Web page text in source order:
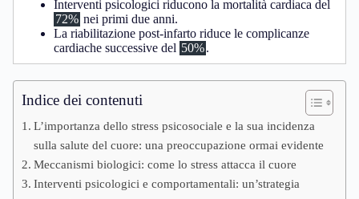
Interventi psicologici riducono la mortalità cardiaca del
72% nei primi due anni.
La riabilitazione post-infarto riduce le complicanze
cardiache successive del 50%.
Indice dei contenuti
L’importanza dello stress psicosociale e la sua incidenza
sulla salute del cuore: una preoccupazione ormai evidente
Meccanismi biologici: come lo stress attacca il cuore
Interventi psicologici e comportamentali: un’strategia